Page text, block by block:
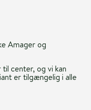
Amager og
center, og vi kan
er tilgængelig i alle